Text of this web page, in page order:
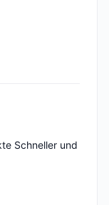
Schneller und